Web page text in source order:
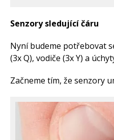
Senzory sledující čáru
Nyní budeme potřebovat
(3x Q), vodiče (3x Y) a
Začneme tím, že senzory